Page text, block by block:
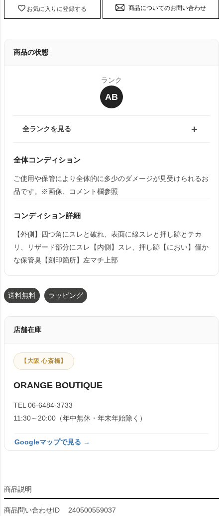
お気に入りに登録する 商品についてのお問い合わせ
商品の状態
ランク
AB
全ランクを見る
全体コンディション
ご使用や保管により全体的に多少のダメージが見受けられるお
品です。※画像、コメント欄参照
コンディション詳細
【外側】四つ角にスレと破れ、表面に線スレと押し跡とテカ
リ、リザード部分にスレ【内側】スレ、押し跡【におい】僅か
な保管臭【刻印箇所】左マチ上部
送料無料 ラッピング
店舗在庫
【大阪 心斎橋】
ORANGE BOUTIQUE
TEL 06-6484-3733
11:30～20:00（年中無休・年末年始除く）
Googleマップで見る →
商品説明
商品問い合わせID 240500559037